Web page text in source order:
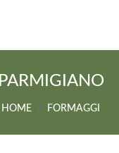
PARMIGIANO
HOME FORMAGGI